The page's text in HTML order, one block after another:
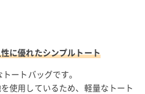
に優れたシンプルトート
ートバッグです。
使用しているため、軽量なトート